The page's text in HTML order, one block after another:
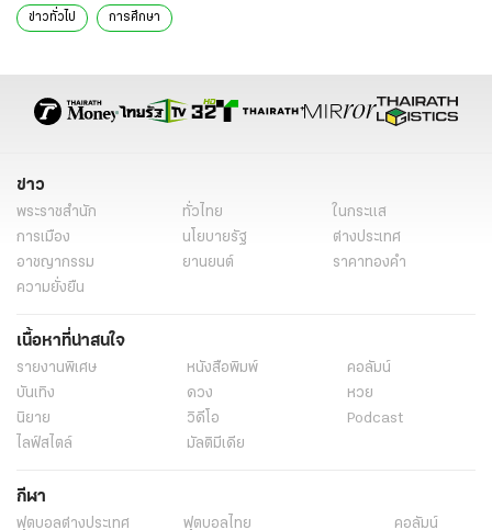
ข่าวทั่วไป การศึกษา
ข่าว
พระราชสำนัก ทั่วไทย
ในกระแส
การเมือง
นโยบายรัฐ
ต่างประเทศ
อาชญากรรม
ยานยนต์
ราคาทองคำ
ความยั่งยืน
เนื้อหาที่น่าสนใจ
รายงานพิเศษ หนังสือพิมพ์
คอลัมน์
บันเทิง
ดวง
หวย
นิยาย
วิดีโอ
Podcast
ไลฟ์สไตล์
มัลติมีเดีย
กีฬา
ฟุตบอลต่่างประเทศ ฟุตบอลไทย
คอลัมน์